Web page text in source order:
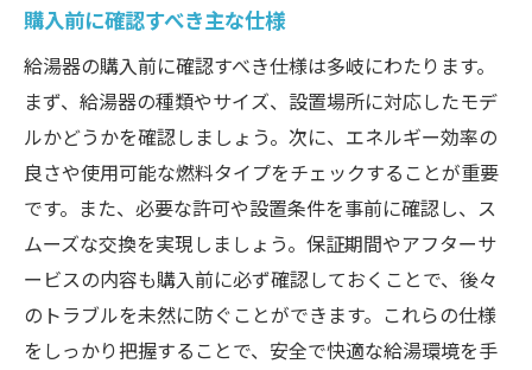
購入前に確認すべき主な仕様
給湯器の購入前に確認すべき仕様は多岐にわたります。
まず、給湯器の種類やサイズ、設置場所に対応したモデ
ルかどうかを確認しましょう。次に、エネルギー効率の
良さや使用可能な燃料タイプをチェックすることが重要
です。また、必要な許可や設置条件を事前に確認し、ス
ムーズな交換を実現しましょう。保証期間やアフターサ
ービスの内容も購入前に必ず確認しておくことで、後々
のトラブルを未然に防ぐことができます。これらの仕様
をしっかり把握することで、安全で快適な給湯環境を手